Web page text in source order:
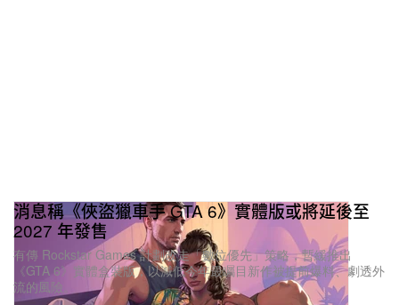
消息稱《俠盜獵車手 GTA 6》實體版或將延後至
2027 年發售
有傳 Rockstar Games 計劃改走「數位優先」策略，暫緩推出
《GTA 6》實體盒裝版，以減低今年最矚目新作被提前爆料、劇透外
流的風險。